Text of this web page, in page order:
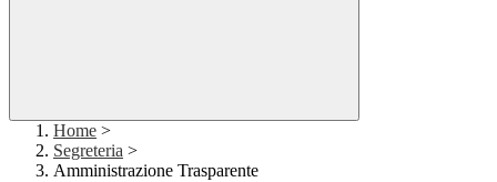
Home >
Segreteria >
Amministrazione Trasparente